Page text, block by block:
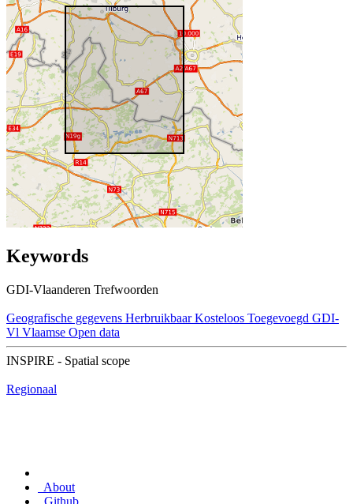
Keywords
GDI-Vlaanderen Trefwoorden
Geografische gegevens Herbruikbaar Kosteloos Toegevoegd GDI-
Vl Vlaamse Open data
INSPIRE - Spatial scope
Regionaal
About